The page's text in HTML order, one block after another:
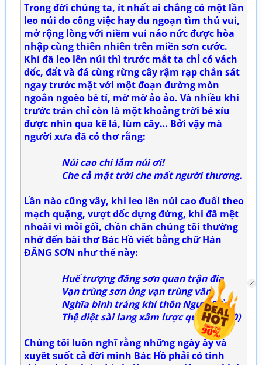
Trong đời chúng ta, ít nhất ai chẳng có một lần
leo núi do công việc hay du ngoạn tìm thú vui,
mở rộng lòng với niềm vui náo nức được hòa
nhập cùng thiên nhiên trên miền sơn cước.
Khi đã leo lên núi thì trước mắt ta chỉ có vách
dốc, đất và đá cùng rừng cây rậm rạp chắn sát
ngay trước mặt với một đoạn đường mòn
ngoằn ngoèo bé tí, mờ mờ ảo ảo. Và nhiều khi
trước trán chỉ còn là một khoảng trời bé xíu
được nhìn qua kẽ lá, lùm cây… Bởi vậy mà
người xưa đã có thơ rằng:
Núi cao chi lắm núi ơi!
Che cả mặt trời che mất người thương.
Lần nào cũng vây, khi leo lên núi cao đuổi theo
mạch quặng, vượt dốc dựng đứng, khi đã mệt
nhoài vì mỏi gối, chồn chân chúng tôi thường
nhớ đến bài thơ Bác Hồ viết bằng chữ Hán
ĐĂNG SƠN như thế này:
Huế trượng đăng sơn quan trận điạ
Vạn trùng sơn ủng vạn trùng vân
Nghĩa binh tráng khí thôn Ngưu Đẩu
Thệ diệt sài lang xâm lược quân. (1950)
Chúng tôi luôn nghĩ rằng những ngày ấy và
xuyêt suốt cả đời mình Bác Hồ phải có tinh